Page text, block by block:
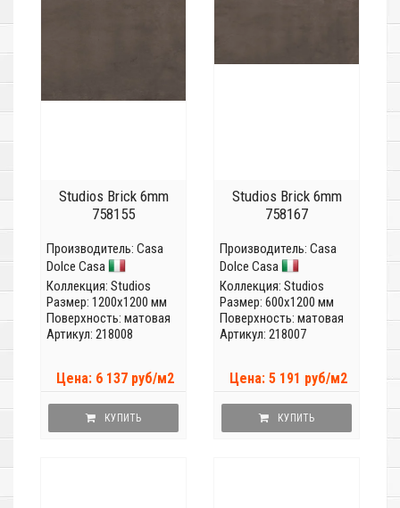
Studios Brick 6mm
758155
Производитель: Casa
Dolce Casa
Коллекция: Studios
Размер: 1200x1200 мм
Поверхность: матовая
Артикул: 218008
Цена: 6 137 руб/м2
КУПИТЬ
Studios Brick 6mm
758167
Производитель: Casa
Dolce Casa
Коллекция: Studios
Размер: 600x1200 мм
Поверхность: матовая
Артикул: 218007
Цена: 5 191 руб/м2
КУПИТЬ